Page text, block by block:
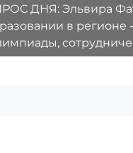
ДНЯ: Эльвира
в регионе